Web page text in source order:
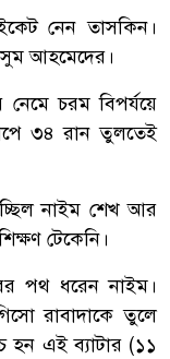
নেন তাসকিন।
আহমেদের।
চরম বিপর্যয়ে
৩৪ রান তুলতেই
নাইম শেখ আর
টেকেনি।
পথ ধরেন নাইম।
রাবাদাকে তুলে
হন এই ব্যাটার (১১